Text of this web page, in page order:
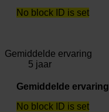
No block ID is set
Gemiddelde ervaring
5 jaar
Gemiddelde ervaring
No block ID is set